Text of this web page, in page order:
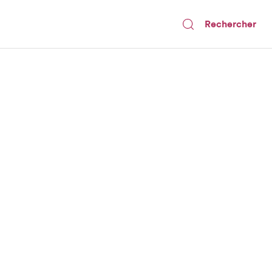
Rechercher